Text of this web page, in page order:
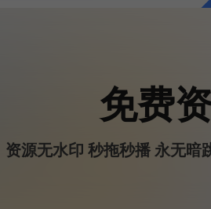
免费
资源无水印 秒拖秒播 永无暗